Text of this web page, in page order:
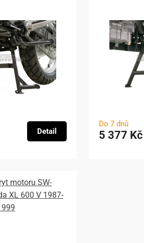
Detail
Do 7 dnů
5 377 Kč
motoru SW-
XL 600 V 1987-